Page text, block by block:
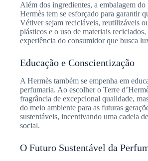
Além dos ingredientes, a embalagem
Hermès tem se esforçado para garantir
Vétiver sejam recicláveis, reutilizáveis
plásticos e o uso de materiais
experiência do consumidor que busca
Educação e Conscientização
A Hermès também se empenha em
perfumaria. Ao escolher o Terre
fragrância de excepcional qualidade,
do meio ambiente para as futuras
sustentáveis, incentivando uma cadeia
social.
O Futuro Sustentável da